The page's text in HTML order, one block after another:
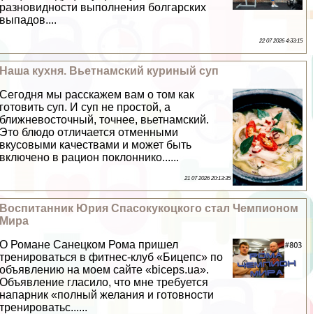
разновидности выполнения болгарских
выпадов....
22 07 2026 4:33:15
Наша кухня. Вьетнамский куриный суп
Сегодня мы расскажем вам о том как
готовить суп. И суп не простой, а
ближневосточный, точнее, вьетнамский.
Это блюдо отличается отменными
вкусовыми качествами и может быть
включено в рацион поклоннико......
21 07 2026 20:13:35
Воспитанник Юрия Спасокукоцкого стал Чемпионом
Мира
О Романе Санецком Рома пришел
тренироваться в фитнес-клуб «Бицепс» по
объявлению на моем сайте «biceps.ua».
Объявление гласило, что мне требуется
напарник «полный желания и готовности
тренироватьс......